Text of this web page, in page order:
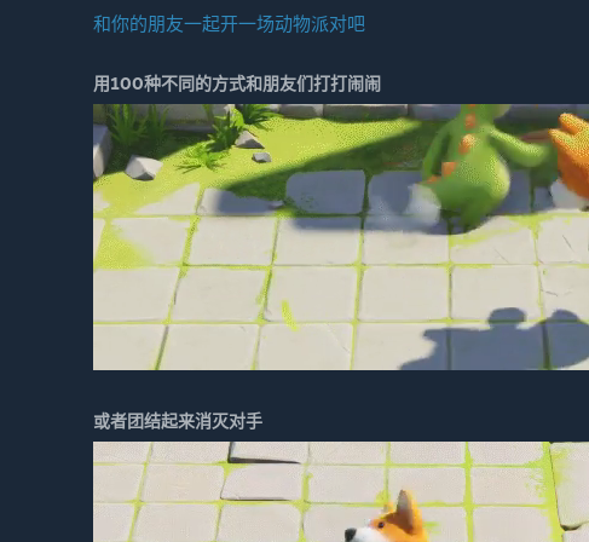
微信公众号： PartyAnimalsGame
正经微博：猛兽派对 (游戏动态)
不正经微博：HappyHappyNemo (日常分享游戏视频)
小红书：猛兽派对
B站：猛兽派对
和你的朋友一起开一场动物派对吧
用100种不同的方式和朋友们打打闹闹
或者团结起来消灭对手